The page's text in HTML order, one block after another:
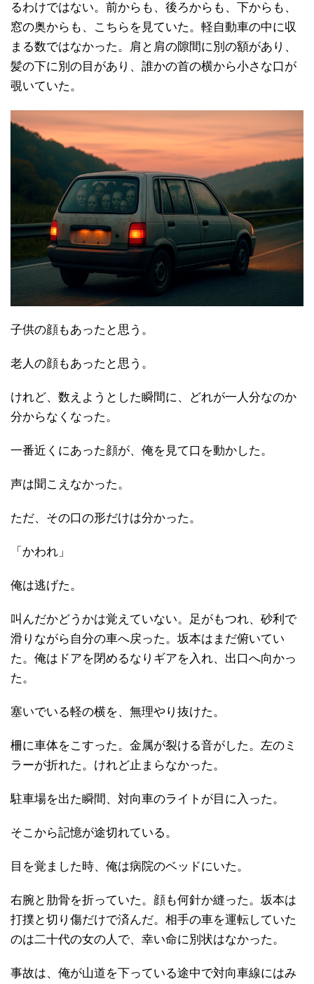
るわけではない。前からも、後ろからも、下からも、
窓の奥からも、こちらを見ていた。軽自動車の中に収
まる数ではなかった。肩と肩の隙間に別の額があり、
髪の下に別の目があり、誰かの首の横から小さな口が
覗いていた。
子供の顔もあったと思う。
老人の顔もあったと思う。
けれど、数えようとした瞬間に、どれが一人分なのか
分からなくなった。
一番近くにあった顔が、俺を見て口を動かした。
声は聞こえなかった。
ただ、その口の形だけは分かった。
「かわれ」
俺は逃げた。
叫んだかどうかは覚えていない。足がもつれ、砂利で
滑りながら自分の車へ戻った。坂本はまだ俯いてい
た。俺はドアを閉めるなりギアを入れ、出口へ向かっ
た。
塞いでいる軽の横を、無理やり抜けた。
柵に車体をこすった。金属が裂ける音がした。左のミ
ラーが折れた。けれど止まらなかった。
駐車場を出た瞬間、対向車のライトが目に入った。
そこから記憶が途切れている。
目を覚ました時、俺は病院のベッドにいた。
右腕と肋骨を折っていた。顔も何針か縫った。坂本は
打撲と切り傷だけで済んだ。相手の車を運転していた
のは二十代の女の人で、幸い命に別状はなかった。
事故は、俺が山道を下っている途中で対向車線にはみ